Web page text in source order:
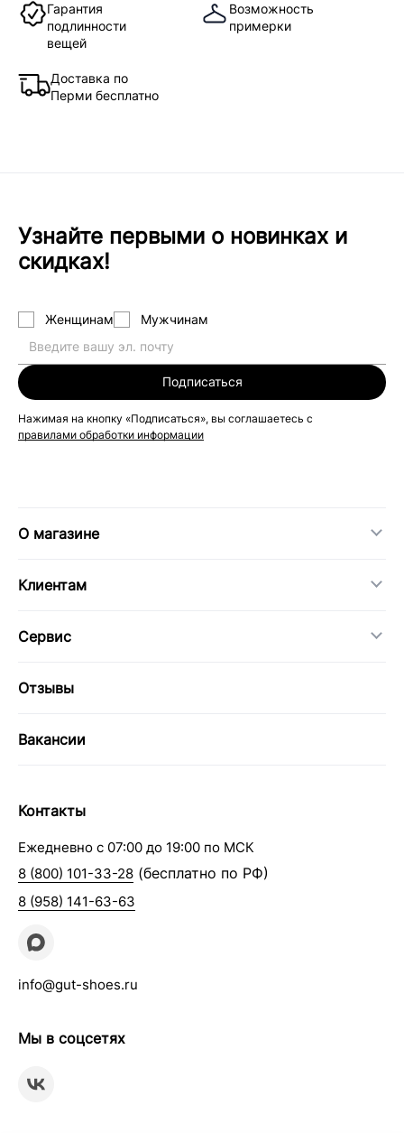
Гарантия
подлинности
вещей
Возможность
примерки
Доставка по
Перми бесплатно
Узнайте первыми о новинках и
скидках!
Женщинам Мужчинам
Подписаться
Нажимая на кнопку «Подписаться», вы соглашаетесь с
правилами обработки информации
О магазине
Клиентам
Сервис
Отзывы
Вакансии
Контакты
Ежедневно с 07:00 до 19:00 по МСК
8 (800) 101-33-28 (бесплатно по РФ)
8 (958) 141-63-63
info@gut-shoes.ru
Мы в соцсетях